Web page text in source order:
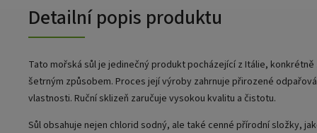
Detailní popis produktu
Tato mořská sůl je jedinečný produkt pocházející z Itálie,
šetrným způsobem. Proces její výroby zahrnuje přirozené
vlastnosti. Ruční sklizeň zaručuje vysokou kvalitu a čistotu.
Sůl obsahuje nejen chlorid sodný, ale také cenné přírodní složky,